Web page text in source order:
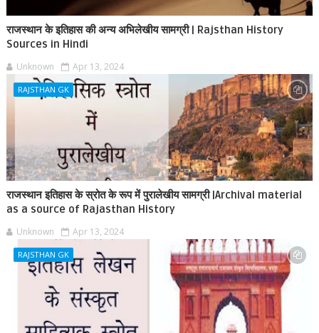
राजस्थान के इतिहास की अन्य अभिलेखीय सामग्री | Rajsthan History
Sources in Hindi
Unknown Apr 13, 2024
RAJSTHAN GK
राजस्थान इतिहास के स्रोत के रूप में पुरालेखीय सामग्री |Archival material
as a source of Rajasthan History
Unknown Apr 13, 2024
RAJSTHAN GK